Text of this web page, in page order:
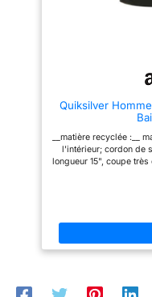
Quiksilver
__matière recyclée :__
l'intérieur; cordon de
longueur 15", coupe